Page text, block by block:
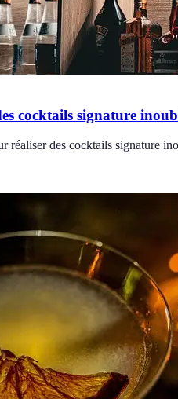
cocktails signature
réaliser des cocktails signature